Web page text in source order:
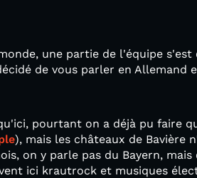
une partie de l'équipe s'est
de vous parler en Allemand
pourtant on a déjà pu faire
), mais les châteaux de Bavière
on y parle pas du Bayern, mais
ici krautrock et musiques